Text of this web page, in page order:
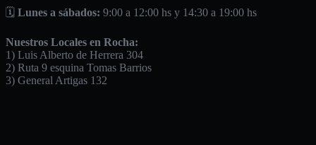
🗓️ Lunes a sábados: 9:00 a 12:00 hs y 14:30 a 19:00 hs
Nuestros Locales en Rocha:
1) Luis Alberto de Herrera 304
2) Ruta 9 esquina Tomas Barrios
3) General Artigas 132